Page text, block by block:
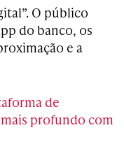
O público
do banco, os
e a
de
profundo com